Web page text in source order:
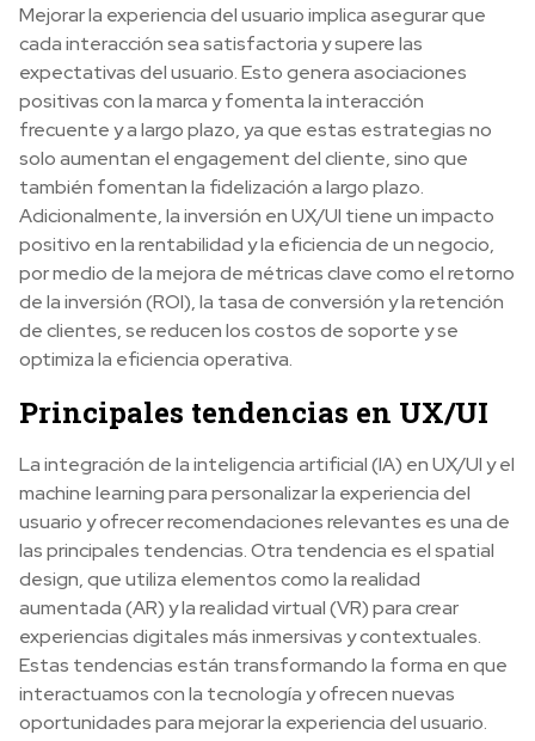
Mejorar la experiencia del usuario implica asegurar que
cada interacción sea satisfactoria y supere las
expectativas del usuario. Esto genera asociaciones
positivas con la marca y fomenta la interacción
frecuente y a largo plazo, ya que estas estrategias no
solo aumentan el engagement del cliente, sino que
también fomentan la fidelización a largo plazo.
Adicionalmente, la inversión en UX/UI tiene un impacto
positivo en la rentabilidad y la eficiencia de un negocio,
por medio de la mejora de métricas clave como el retorno
de la inversión (ROI), la tasa de conversión y la retención
de clientes, se reducen los costos de soporte y se
optimiza la eficiencia operativa.
Principales tendencias en UX/UI
La integración de la inteligencia artificial (IA) en UX/UI y el
machine learning para personalizar la experiencia del
usuario y ofrecer recomendaciones relevantes es una de
las principales tendencias. Otra tendencia es el spatial
design, que utiliza elementos como la realidad
aumentada (AR) y la realidad virtual (VR) para crear
experiencias digitales más inmersivas y contextuales.
Estas tendencias están transformando la forma en que
interactuamos con la tecnología y ofrecen nuevas
oportunidades para mejorar la experiencia del usuario.